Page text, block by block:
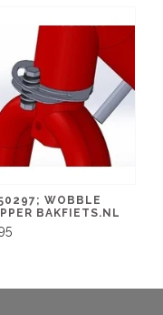
WOBBLE
BAKFIETS.NL